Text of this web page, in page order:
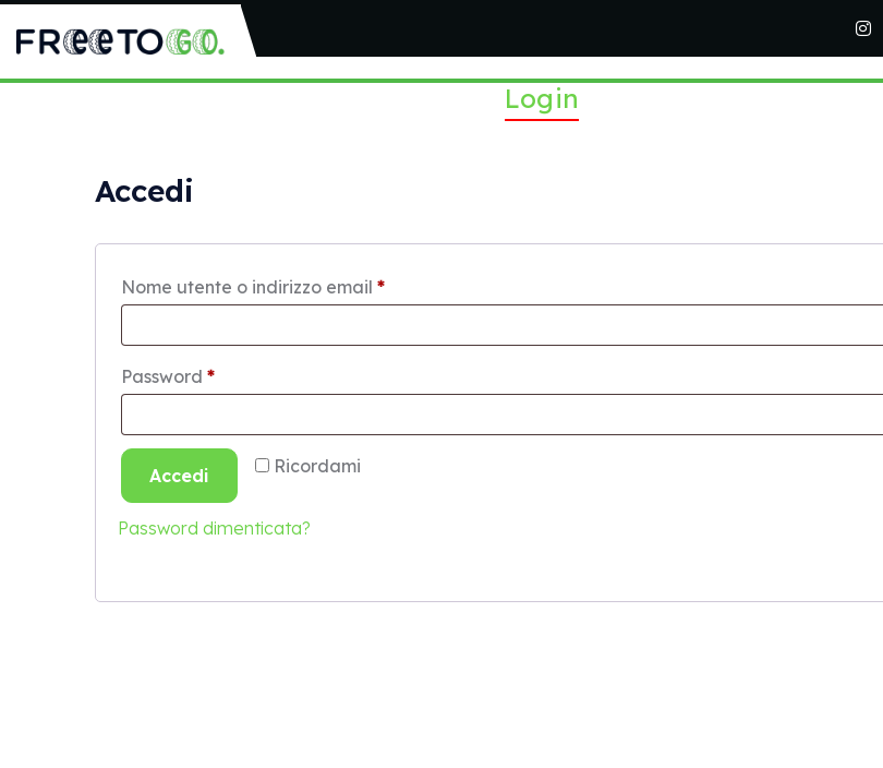
Login
Accedi
Nome utente o indirizzo email *
Password *
Ricordami
Accedi
Password dimenticata?